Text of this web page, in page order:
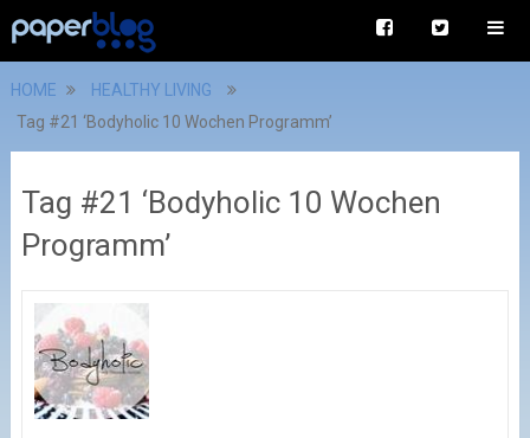
HOME
HEALTHY LIVING
Tag #21 ‘Bodyholic 10 Wochen Programm’
Tag #21 ‘Bodyholic 10 Wochen
Programm’